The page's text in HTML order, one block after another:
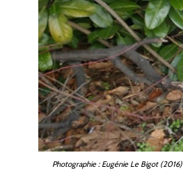
Photographie : Eugénie Le Bigot (2016)